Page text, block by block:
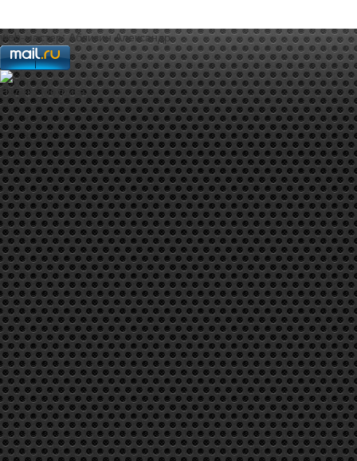
web-мастер:Аблизин Александр